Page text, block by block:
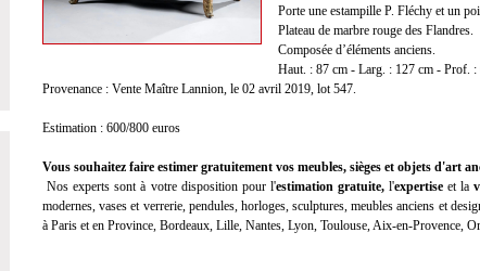
Porte une estampille P. Fléchy et un
Plateau de marbre rouge des Flandres.
Composée d’éléments anciens.
Haut. : 87 cm - Larg. : 127 cm - Prof. :
Provenance : Vente Maître Lannion, le 02 avril 2019, lot 547.
Estimation : 600/800 euros
Vous souhaitez faire estimer gratuitement vos meubles, sièges et objets d'art
Nos experts sont à votre disposition pour l'estimation gratuite,l'expertise et la
modernes, vases et verrerie, pendules, horloges, sculptures, meubles anciens et
à Paris et en Province, Bordeaux, Lille, Nantes, Lyon, Toulouse, Aix-en-Provence,